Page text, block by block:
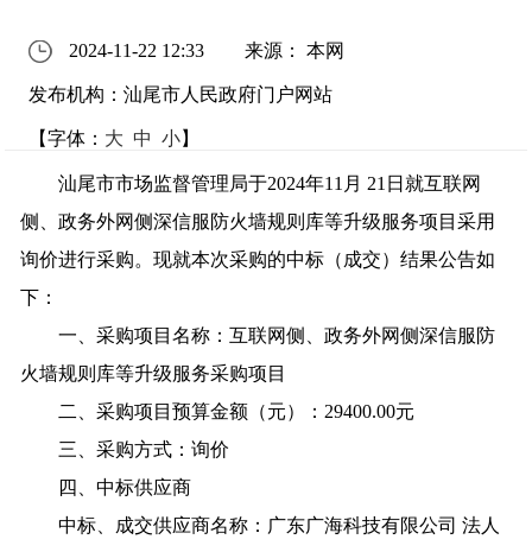
2024-11-22 12:33 来源： 本网
发布机构：汕尾市人民政府门户网站
【字体： 大 中 小】
汕尾市市场监督管理局于2024年11月 21日就互联网
侧、政务外网侧深信服防火墙规则库等升级服务项目采用
询价进行采购。现就本次采购的中标（成交）结果公告如
下：
一、采购项目名称：互联网侧、政务外网侧深信服防
火墙规则库等升级服务采购项目
二、采购项目预算金额（元）：29400.00元
三、采购方式：询价
四、中标供应商
中标、成交供应商名称：广东广海科技有限公司 法人